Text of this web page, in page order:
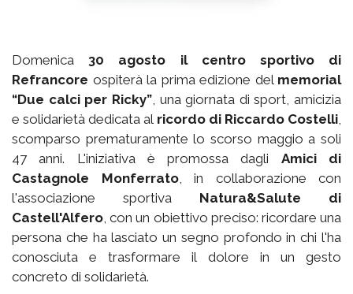
Domenica30 agosto il centro sportivo di
Refrancore ospiterà la prima edizione del memorial
“Due calci per Ricky”, una giornata di sport, amicizia
e solidarietà dedicata al ricordo di Riccardo Costelli
scomparso prematuramente lo scorso maggio a soli
47 anni. L'iniziativa è promossa dagli Amici di
Castagnole Monferrato, in collaborazione con
l'associazione sportiva Natura&Salute di
Castell'Alfero , con un obiettivo preciso: ricordare una
persona che ha lasciato un segno profondo in chi l'ha
conosciuta e trasformare il dolore in un gesto
concreto di solidarietà.